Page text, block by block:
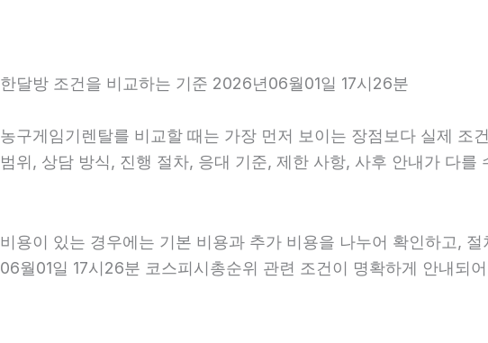
한달방 조건을 비교하는 기준 2026년06월01일 17시26분
농구게임기렌탈를 비교할 때는 가장 먼저 보이는 장점보다 실제
범위, 상담 방식, 진행 절차, 응대 기준, 제한 사항, 사후 안내가 다
비용이 있는 경우에는 기본 비용과 추가 비용을 나누어 확인하고,
06월01일 17시26분 코스피시총순위 관련 조건이 명확하게 안내되